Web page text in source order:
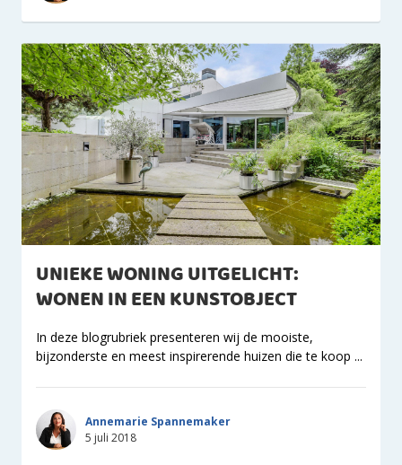
UNIEKE WONING UITGELICHT:
WONEN IN EEN KUNSTOBJECT
In deze blogrubriek presenteren wij de mooiste,
bijzonderste en meest inspirerende huizen die te koop ...
Annemarie Spannemaker
5 juli 2018